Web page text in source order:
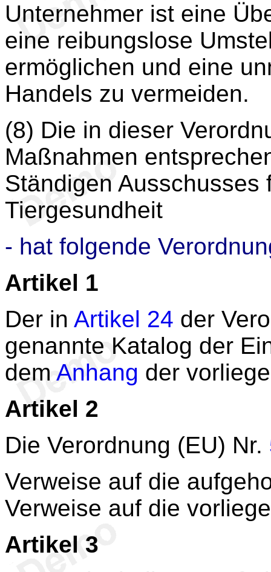
Unternehmer ist eine
eine reibungslose
ermöglichen und eine
Handels zu vermeiden.
(8) Die in dieser
Maßnahmen
Ständigen
Tiergesundheit
- hat folgende
Artikel 1
Der in Artikel 24 der
genannte Katalog der
dem Anhang der
Artikel 2
Die Verordnung (EU) Nr.
Verweise auf die
Verweise auf die
Artikel 3